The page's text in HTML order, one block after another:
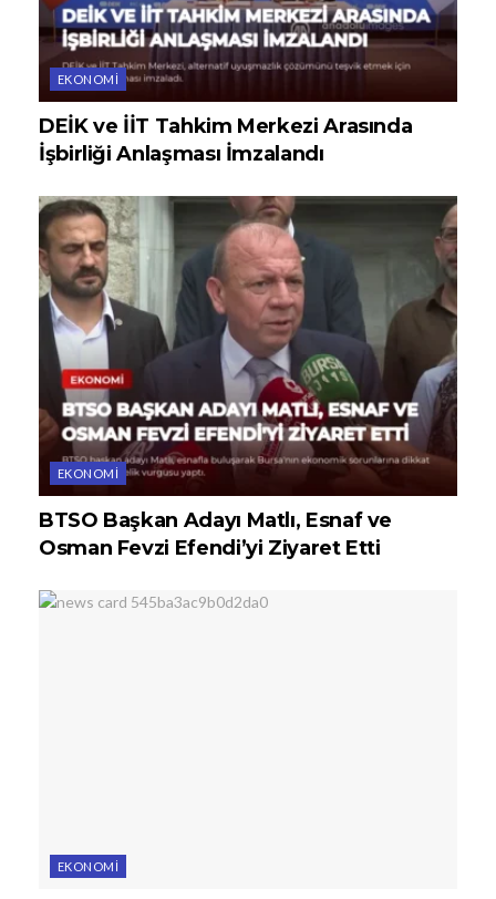
EKONOMI
DEİK ve İİT Tahkim Merkezi Arasında
İşbirliği Anlaşması İmzalandı
EKONOMI
BTSO Başkan Adayı Matlı, Esnaf ve
Osman Fevzi Efendi’yi Ziyaret Etti
EKONOMI